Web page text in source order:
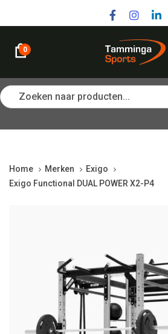
navigation
content
0
Zoeken naar producten...
Home Merken
Exigo
Exigo Functional DUAL POWER X2-P4